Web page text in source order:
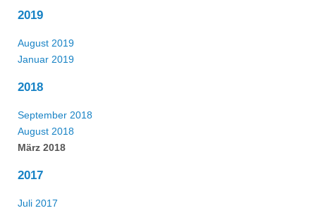
2019
August 2019
Januar 2019
2018
September 2018
August 2018
März 2018
2017
Juli 2017